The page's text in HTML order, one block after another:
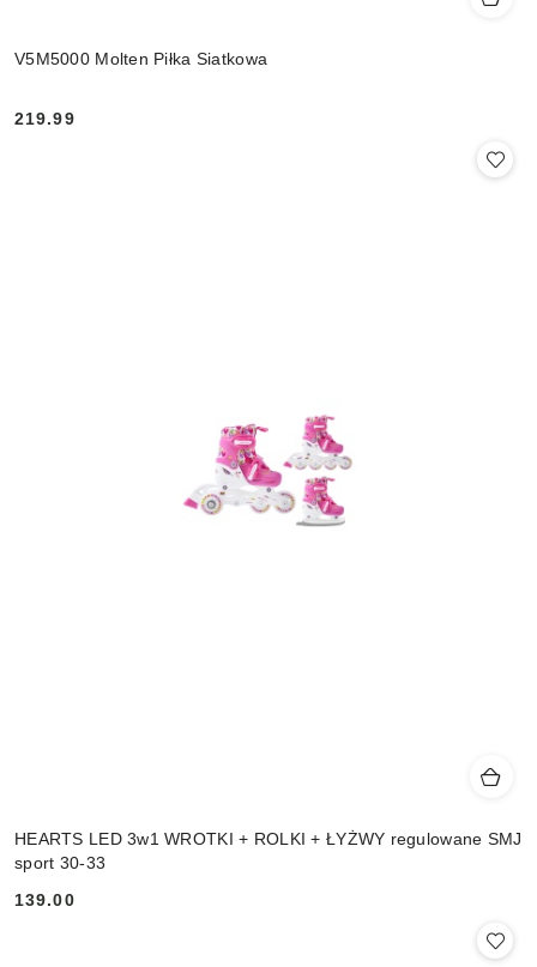
V5M5000 Molten Piłka Siatkowa
Cena:
219.99
HEARTS LED 3w1 WROTKI + ROLKI + ŁYŻWY regulowane SMJ
sport 30-33
Cena:
139.00